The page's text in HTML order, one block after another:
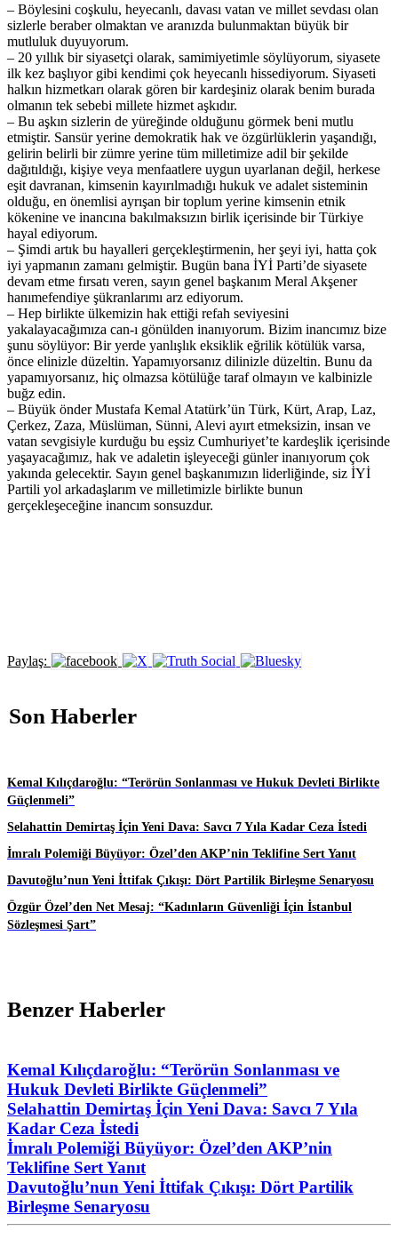
– Böylesini coşkulu, heyecanlı, davası vatan ve millet sevdası olan
sizlerle beraber olmaktan ve aranızda bulunmaktan büyük bir
mutluluk duyuyorum.
– 20 yıllık bir siyasetçi olarak, samimiyetimle söylüyorum, siyasete
ilk kez başlıyor gibi kendimi çok heyecanlı hissediyorum. Siyaseti
halkın hizmetkarı olarak gören bir kardeşiniz olarak benim burada
olmanın tek sebebi millete hizmet aşkıdır.
– Bu aşkın sizlerin de yüreğinde olduğunu görmek beni mutlu
etmiştir. Sansür yerine demokratik hak ve özgürlüklerin yaşandığı,
gelirin belirli bir zümre yerine tüm milletimize adil bir şekilde
dağıtıldığı, kişiye veya menfaatlere uygun uyarlanan değil, herkese
eşit davranan, kimsenin kayırılmadığı hukuk ve adalet sisteminin
olduğu, en önemlisi ayrışan bir toplum yerine kimsenin etnik
kökenine ve inancına bakılmaksızın birlik içerisinde bir Türkiye
hayal ediyorum.
– Şimdi artık bu hayalleri gerçekleştirmenin, her şeyi iyi, hatta çok
iyi yapmanın zamanı gelmiştir. Bugün bana İYİ Parti’de siyasete
devam etme fırsatı veren, sayın genel başkanım Meral Akşener
hanımefendiye şükranlarımı arz ediyorum.
– Hep birlikte ülkemizin hak ettiği refah seviyesini
yakalayacağımıza can-ı gönülden inanıyorum. Bizim inancımız bize
şunu söylüyor: Bir yerde yanlışlık eksiklik eğrilik kötülük varsa,
önce elinizle düzeltin. Yapamıyorsanız dilinizle düzeltin. Bunu da
yapamıyorsanız, hiç olmazsa kötülüğe taraf olmayın ve kalbinizle
buğz edin.
– Büyük önder Mustafa Kemal Atatürk’ün Türk, Kürt, Arap, Laz,
Çerkez, Zaza, Müslüman, Sünni, Alevi ayırt etmeksizin, insan ve
vatan sevgisiyle kurduğu bu eşsiz Cumhuriyet’te kardeşlik içerisinde
yaşayacağımız, hak ve adaletin işleyeceği günler inanıyorum çok
yakında gelecektir. Sayın genel başkanımızın liderliğinde, siz İYİ
Partili yol arkadaşlarım ve milletimizle birlikte bunun
gerçekleşeceğine inancım sonsuzdur.
Paylaş:
Son Haberler
Kemal Kılıçdaroğlu: “Terörün Sonlanması ve Hukuk Devleti Birlikte
Güçlenmeli”
Selahattin Demirtaş İçin Yeni Dava: Savcı 7 Yıla Kadar Ceza İstedi
İmralı Polemiği Büyüyor: Özel’den AKP’nin Teklifine Sert Yanıt
Davutoğlu’nun Yeni İttifak Çıkışı: Dört Partilik Birleşme Senaryosu
Özgür Özel’den Net Mesaj: “Kadınların Güvenliği İçin İstanbul
Sözleşmesi Şart”
Benzer Haberler
Kemal Kılıçdaroğlu: “Terörün Sonlanması ve
Hukuk Devleti Birlikte Güçlenmeli”
Selahattin Demirtaş İçin Yeni Dava: Savcı 7 Yıla
Kadar Ceza İstedi
İmralı Polemiği Büyüyor: Özel’den AKP’nin
Teklifine Sert Yanıt
Davutoğlu’nun Yeni İttifak Çıkışı: Dört Partilik
Birleşme Senaryosu